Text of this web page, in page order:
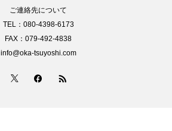
ご連絡先について
TEL：080-4398-6173
FAX：079-492-4838
info@oka-tsuyoshi.com